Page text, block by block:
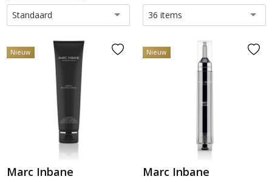
Standaard 36 items
Nieuw
Marc Inbane
Nieuw
Marc Inbane